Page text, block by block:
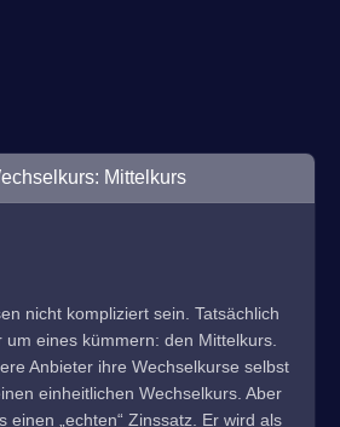
Mittelkurs
nicht kompliziert sein. Tatsächlich
um eines kümmern: den Mittelkurs.
Anbieter ihre Wechselkurse selbst
einheitlichen Wechselkurs. Aber
einen „echten“ Zinssatz. Er wird als